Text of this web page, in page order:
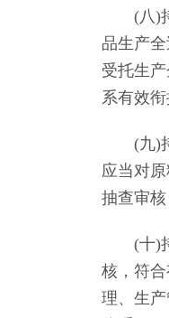
(八)持
品生产
受托生
系有效
(九)持
应当对
抽查审
(十)持
核，符
理、生